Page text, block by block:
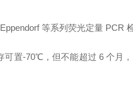
等系列荧光定量 PCR 检
可置-70℃，但不能超过 6 个月